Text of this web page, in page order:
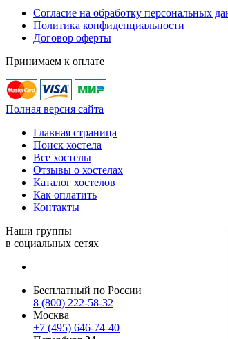
Согласие на обработку персональных
Политика конфиденциальности
Договор оферты
Принимаем к оплате
Полная версия сайта
Главная страница
Поиск хостела
Все хостелы
Отзывы о хостелах
Каталог хостелов
Как оплатить
Контакты
Наши группы
в социальных сетях
Бесплатный по России
8 (800) 222-58-32
Москва
+7 (495) 646-74-40